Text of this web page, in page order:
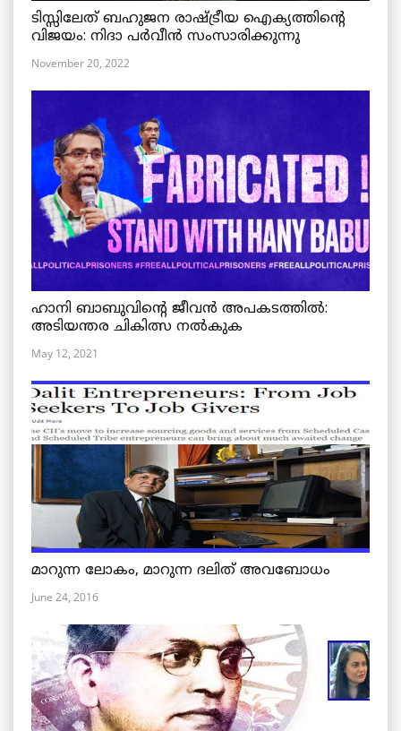
ടിസ്സിലേത് ബഹുജന രാഷ്ട്രീയ ഐക്യത്തിന്റെ
വിജയം: നിദാ പർവീൻ സംസാരിക്കുന്നു
November 20, 2022
ഹാനി ബാബുവിന്റെ ജീവൻ അപകടത്തിൽ:
അടിയന്തര ചികിത്സ നൽകുക
May 12, 2021
മാറുന്ന ലോകം, മാറുന്ന ദലിത് അവബോധം
June 24, 2016